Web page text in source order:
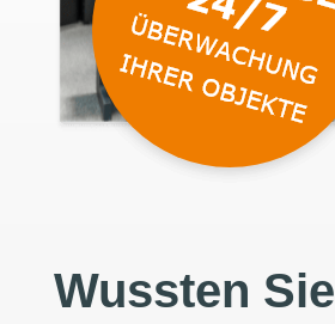
Wussten Sie